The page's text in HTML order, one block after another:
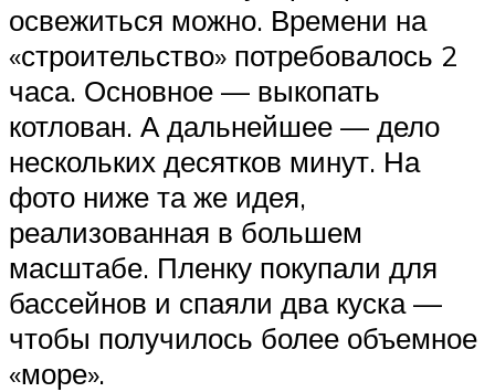
освежиться можно. Времени на
«строительство» потребовалось 2
часа. Основное — выкопать
котлован. А дальнейшее — дело
нескольких десятков минут. На
фото ниже та же идея,
реализованная в большем
масштабе. Пленку покупали для
бассейнов и спаяли два куска —
чтобы получилось более объемное
«море».